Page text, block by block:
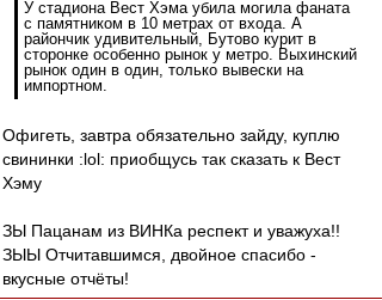
У стадиона Вест Хэма убила могила фаната
с памятником в 10 метрах от входа. А
райончик удивительный, Бутово курит в
сторонке особенно рынок у метро. Выхинский
рынок один в один, только вывески на
импортном.
Офигеть, завтра обязательно зайду, куплю
свининки :lol: приобщусь так сказать к Вест
Хэму
ЗЫ Пацанам из ВИНКа респект и уважуха!!
ЗЫЫ Отчитавшимся, двойное спасибо -
вкусные отчёты!